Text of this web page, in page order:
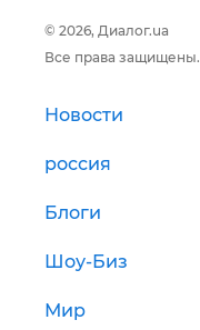
© 2026, Диалог.ua
Все права защищены.
Новости
россия
Блоги
Шоу-Биз
Мир